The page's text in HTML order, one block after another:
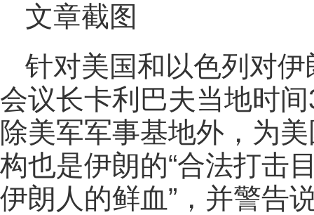
文章截图
针对美国和以色列对
会议长卡利巴夫当地时
除美军军事基地外，为
构也是伊朗的“合法打击
伊朗人的鲜血”，并警告